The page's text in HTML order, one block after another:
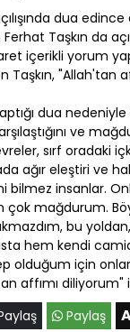
dua
Taşkın da
içerikli yorum
"Allah'tan
dua
ve
sırf oradaki
ağır eleştiri ve
bilmez insanlar.
mağdurum.
bu
hem kendi
olduğum için
affımı diliyorum"
Paylaş